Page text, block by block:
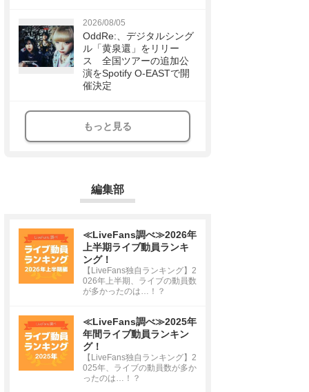
2026/08/05
OddRe:、デジタルシング
ル「黄泉還」をリリー
ス 全国ツアーの追加公
演をSpotify O-EASTで開
催決定
もっと見る
編集部
≪LiveFans調べ≫2026年
上半期ライブ動員ランキ
ング！
【LiveFans独自ランキング】2
026年上半期、ライブの動員数
が多かったのは…！？
≪LiveFans調べ≫2025年
年間ライブ動員ランキン
グ！
【LiveFans独自ランキング】2
025年、ライブの動員数が多か
ったのは…！？